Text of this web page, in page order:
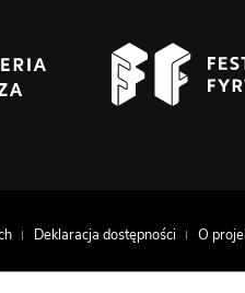
Deklaracja dostępności O